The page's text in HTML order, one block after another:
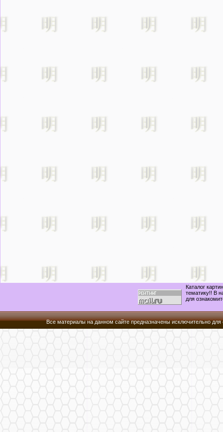
Каталог
тематику!! В
для
Все материалы на данном сайте предназначены исключительно для